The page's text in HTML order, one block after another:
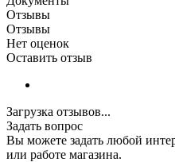
Отзывы
Отзывы
Нет оценок
Оставить отзыв
Загрузка отзывов...
Задать вопрос
Вы можете задать любой
или работе магазина.